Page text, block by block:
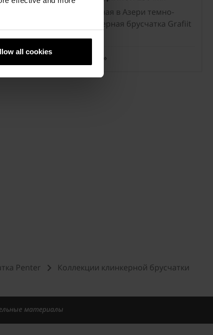
all cookies
Изготовленная в Азери темно-
серая клинкерная брусчатка Grafiit
Подробнее »
Penter
Коллекции клинкерной брусчатки
материалы